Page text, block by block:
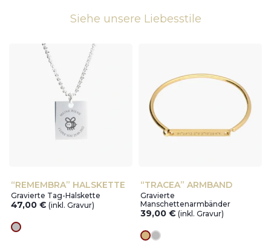
Siehe unsere Liebesstile
“REMEMBRA” HALSKETTE
Gravierte Tag-Halskette
47,00€ (inkl. Gravur)
silver
“TRACEA” ARMBAND
Gravierte
Manschettenarmbänder
39,00€ (inkl. Gravur)
Goldes
silver